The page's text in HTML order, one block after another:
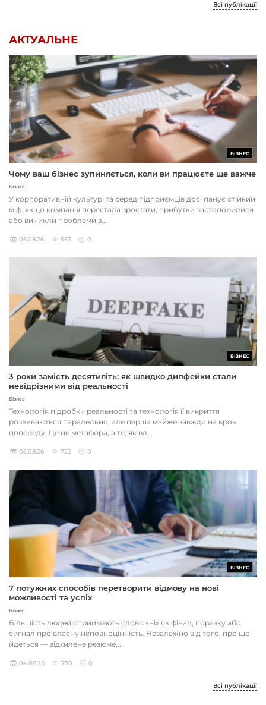
Всі публікації
АКТУАЛЬНЕ
БІЗНЕС
Чому ваш бізнес зупиняється, коли ви працюєте ще важче
Бізнес
У корпоративній культурі та серед підприємців досі панує стійкий
міф: якщо компанія перестала зростати, прибутки застопорилися
або виникли проблеми з...
06.08.26 563 0
БІЗНЕС
3 роки замість десятиліть: як швидко дипфейки стали
невідрізними від реальності
Бізнес
Технологія підробки реальності та технологія її викриття
розвиваються паралельно, але перша майже завжди на крок
попереду. Це не метафора, а те, як вл...
05.08.26 722 0
БІЗНЕС
7 потужних способів перетворити відмову на нові
можливості та успіх
Бізнес
Більшість людей сприймають слово «ні» як фінал, поразку або
сигнал про власну неповноцінність. Незалежно від того, про що
йдеться — відхилене резюме,...
04.08.26 750 0
Всі публікації